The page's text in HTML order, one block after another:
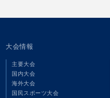
大会情報
主要大会
国内大会
海外大会
国民スポーツ大会